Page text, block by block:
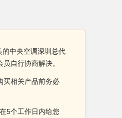
中央空调深圳总代
自行协商解决。
买相关产品前务必
5个工作日内给您